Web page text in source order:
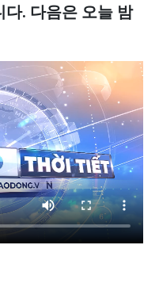
. 다음은 오늘 밤